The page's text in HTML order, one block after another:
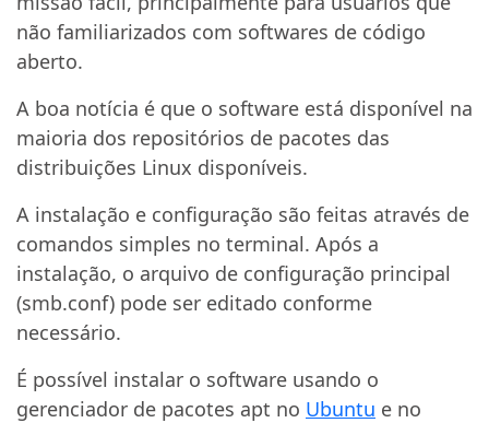
não familiarizados com softwares de código
aberto.
A boa notícia é que o software está disponível na
maioria dos repositórios de pacotes das
distribuições Linux disponíveis.
A instalação e configuração são feitas através de
comandos simples no terminal. Após a
instalação, o arquivo de configuração principal
(smb.conf) pode ser editado conforme
necessário.
É possível instalar o software usando o
gerenciador de pacotes apt no Ubuntu e no